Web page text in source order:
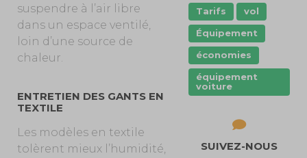
suspendre à l’air libre
dans un espace ventilé,
loin d’une source de
chaleur.
ENTRETIEN DES GANTS EN
TEXTILE
Les modèles en textile
tolèrent mieux l’humidité,
Tarifs
vol
Équipement
économies
équipement
voiture
SUIVEZ-NOUS